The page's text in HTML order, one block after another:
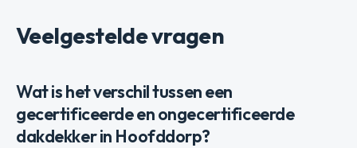
Veelgestelde vragen
Wat is het verschil tussen een
gecertificeerde en ongecertificeerde
dakdekker in Hoofddorp?